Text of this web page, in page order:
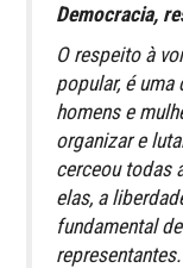
Democracia,
O respeito à
popular, é
homens e
organizar e
cerceou todas
elas, a
fundamental
representantes.